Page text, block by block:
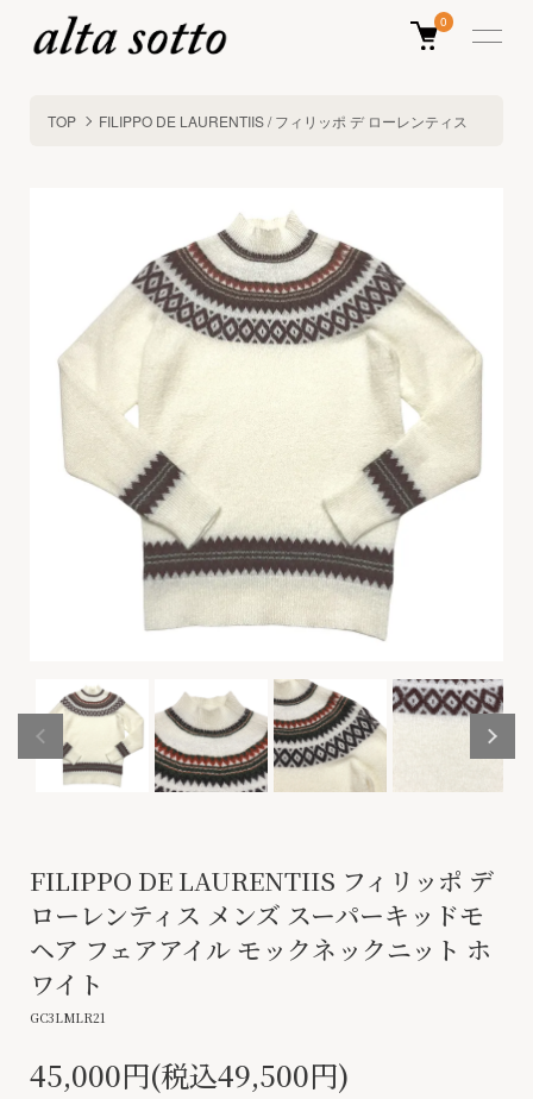
0
TOP FILIPPO DE LAURENTIIS / フィリッポ デ ローレンティス
FILIPPO DE LAURENTIIS フィリッポ デ
ローレンティス メンズ スーパーキッドモ
ヘア フェアアイル モックネックニット ホ
ワイト
GC3LMLR21
45,000円(税込49,500円)